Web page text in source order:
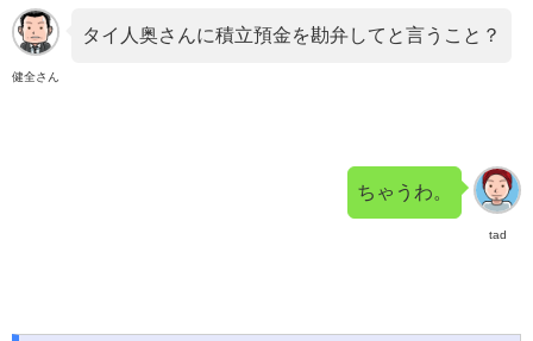
健全さん
タイ人奥さんに積立預金を勘弁してと言うこと？
tad
ちゃうわ。